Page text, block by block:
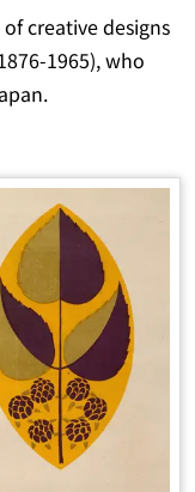
creative designs
1965), who